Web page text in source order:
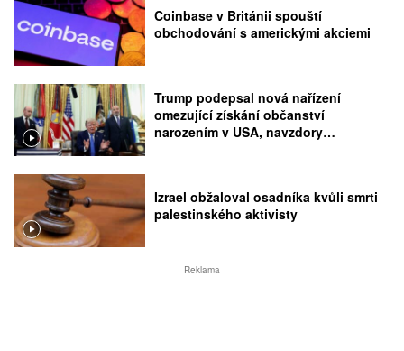
Coinbase v Británii spouští
obchodování s americkými akciemi
Trump podepsal nová nařízení
omezující získání občanství
narozením v USA, navzdory
Izrael obžaloval osadníka kvůli smrti
palestinského aktivisty
Reklama